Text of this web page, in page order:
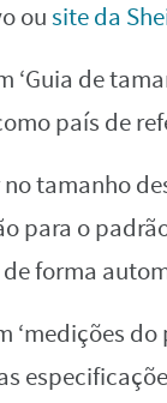
ousite da
‘Guia de
país de
tamanho
para o
forma
‘medições do